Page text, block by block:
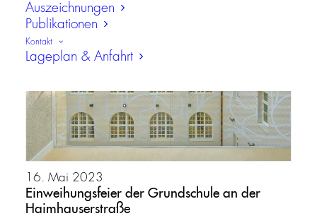
Auszeichnungen
Publikationen
Kontakt
Lageplan & Anfahrt
16. Mai 2023
Einweihungsfeier der Grundschule an der
Haimhauserstraße